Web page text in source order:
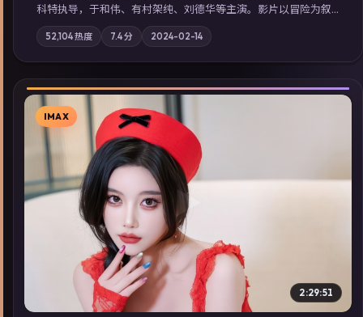
科特执导，于和伟、有村架纯、刘德华等主演。影片以冒险为叙
事主轴，城市霓虹背后，有人用规则改写命运；摄影与配乐强化
地域气质；站内亦可通过「国产免费观看高清电视剧在线看」延
展检索同类型高分佳作，畅享高清在线追剧体验。
52,104热度 7.4分 2024-02-14
▶
IMAX
2:29:51